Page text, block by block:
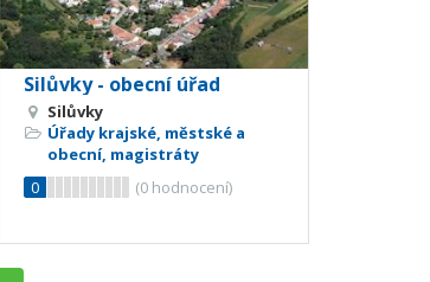
Silůvky - obecní úřad
Silůvky
Úřady krajské, městské a
obecní, magistráty
0
(0hodnocení)